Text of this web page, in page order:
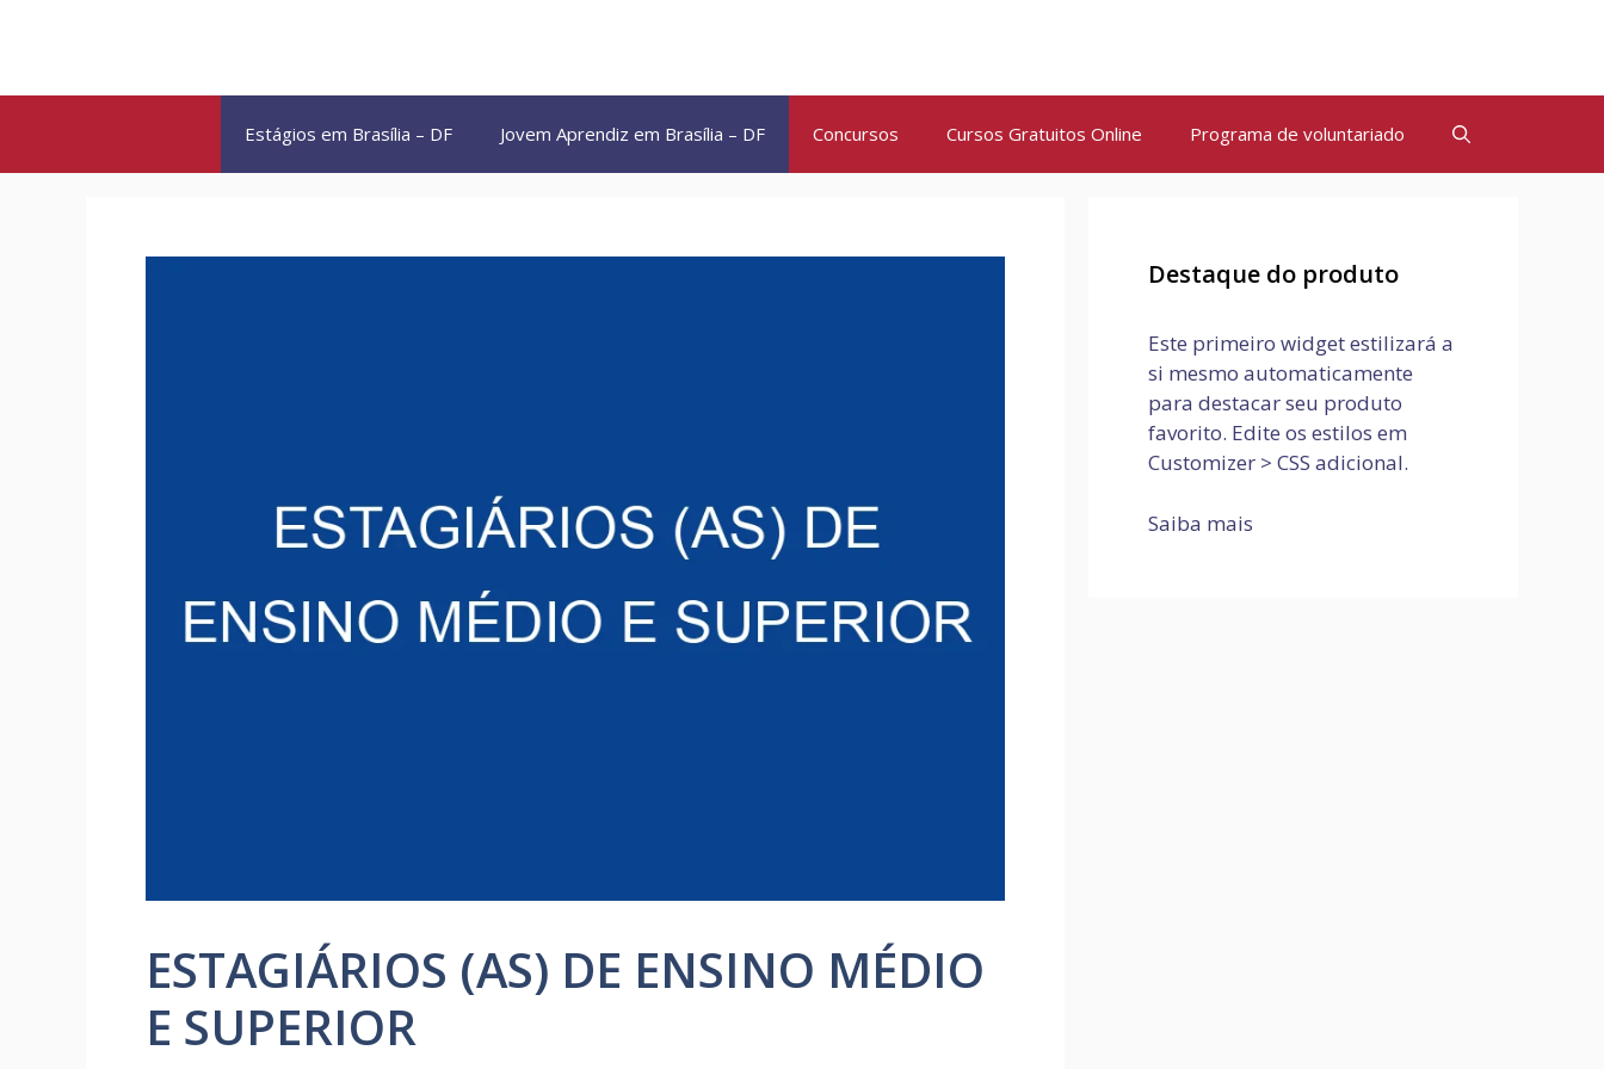
conteúdo
Estágios em Brasília – DF Jovem Aprendiz em Brasília – DF Concursos Cursos Gratuitos Online Programa de voluntariado
ESTAGIÁRIOS (AS) DE ENSINO MÉDIO
E SUPERIOR
Destaque do produto
Este primeiro widget estilizará a
si mesmo automaticamente
para destacar seu produto
favorito. Edite os estilos em
Customizer > CSS adicional.
Saiba mais